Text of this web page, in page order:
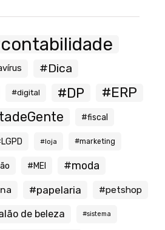
#Dica
#digital #DP #ERP
#fiscal
#loja #marketing
#MEI #moda
#papelaria #petshop
de beleza #sistema